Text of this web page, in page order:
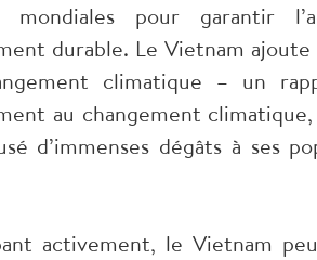
mondiales pour garantir
durable. Le Vietnam
climatique – un
au changement
d’immenses dégâts à ses
activement, le Vietnam